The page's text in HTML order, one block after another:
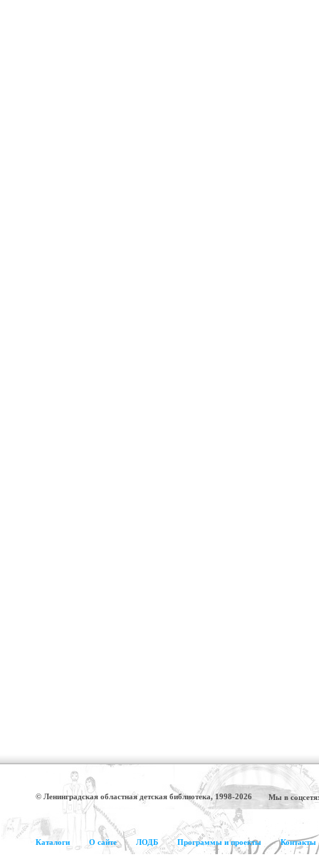
© Ленинградская областная детская библиотека, 1998-2026 Мы в
Каталоги О сайте ЛОДБ Программы и проекты Контакты